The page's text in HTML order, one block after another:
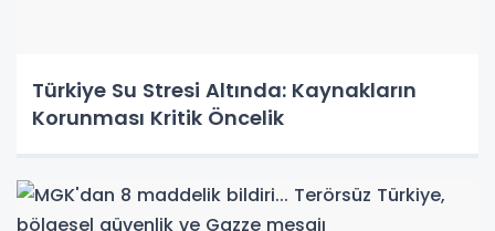
Türkiye Su Stresi Altında: Kaynakların
Korunması Kritik Öncelik